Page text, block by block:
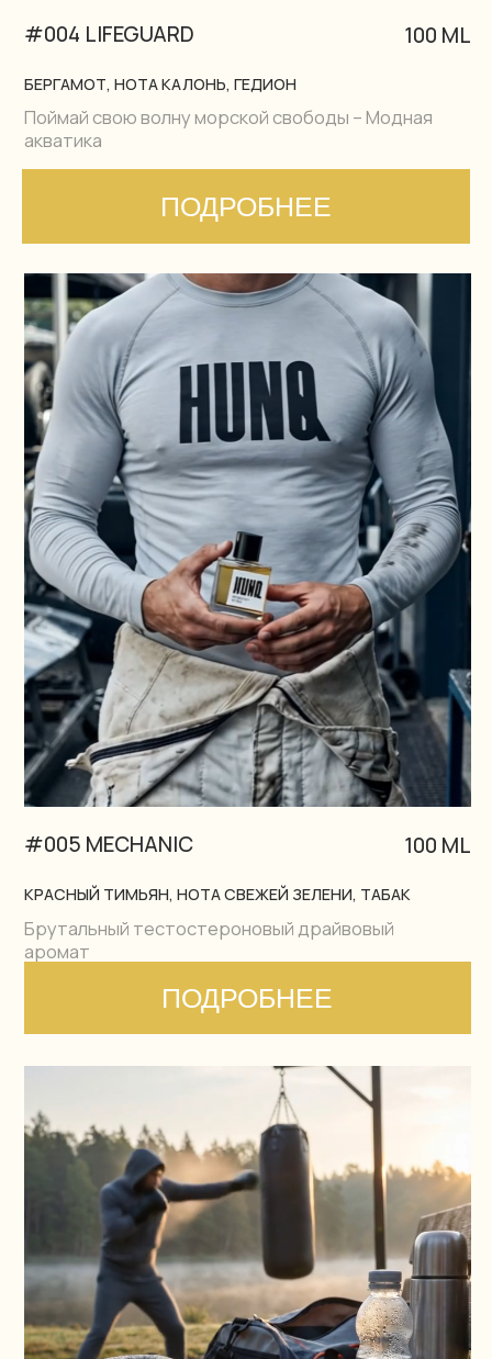
100 ML
БЕРГАМОТ, ПАРАГВАЙСКИЙ СЛАДКИЙ АПЕЛЬСИН
#006 BOXER
Аромат тотального контроля и власти
ПОДРОБНЕЕ
посмотреть список
:ДЕ КУПИТЬ